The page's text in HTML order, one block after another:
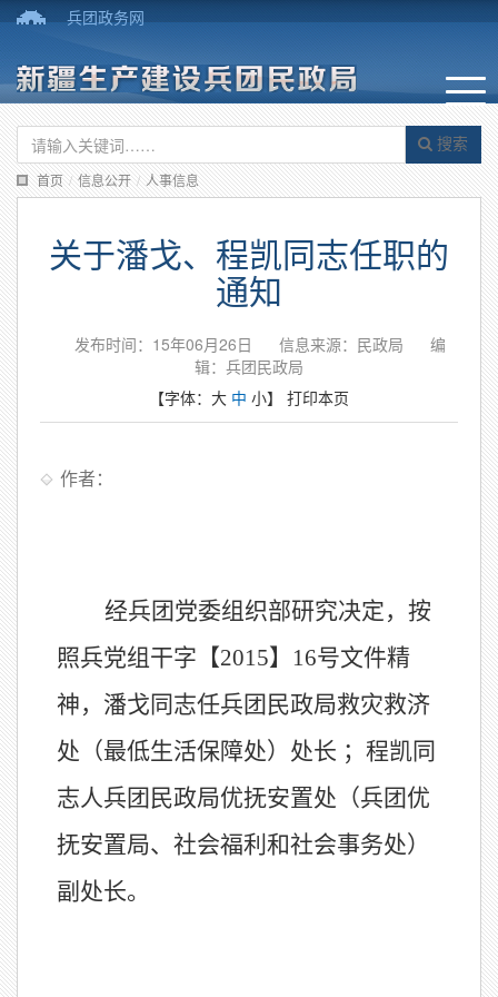
兵团政务网
搜索
首页 / 信息公开 / 人事信息
关于潘戈、程凯同志任职的
通知
发布时间：15年06月26日 信息来源：民政局
编
辑：兵团民政局
【字体： 大 中 小】 打印本页
作者：
经兵团党委组织部研究决定，按
照兵党组干字【2015】16号文件精
神，潘戈同志任兵团民政局救灾救济
处（最低生活保障处）处长 ；程凯同
志人兵团民政局优抚安置处（兵团优
抚安置局、社会福利和社会事务处）
副处长。